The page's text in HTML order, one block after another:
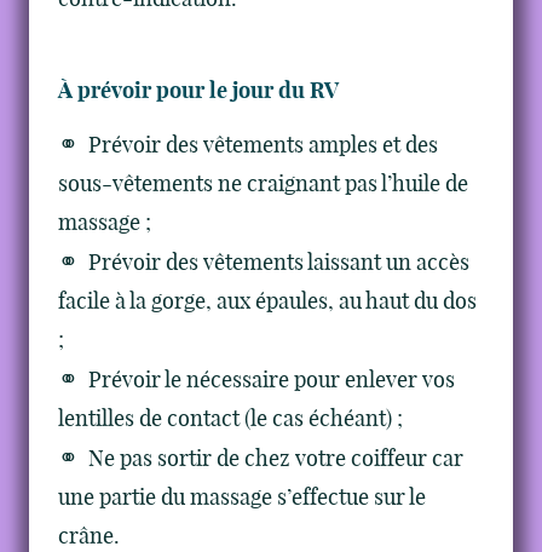
À prévoir pour le jour du RV
Prévoir des vêtements amples et des
sous-vêtements ne craignant pas l’huile de
massage ;
Prévoir des vêtements laissant un accès
facile à la gorge, aux épaules, au haut du dos
;
Prévoir le nécessaire pour enlever vos
lentilles de contact (le cas échéant) ;
Ne pas sortir de chez votre coiffeur car
une partie du massage s’effectue sur le
crâne.